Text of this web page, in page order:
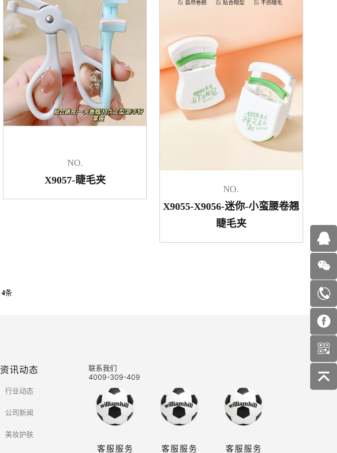
NO.
X9057-睫毛夹
NO.
X9055-X9056-迷你-小蛮腰卷翘
睫毛夹
4条
资讯动态
行业动态
公司新闻
美妆护肤
联系我们
4009-309-409
客服服务 客服服务 客服服务